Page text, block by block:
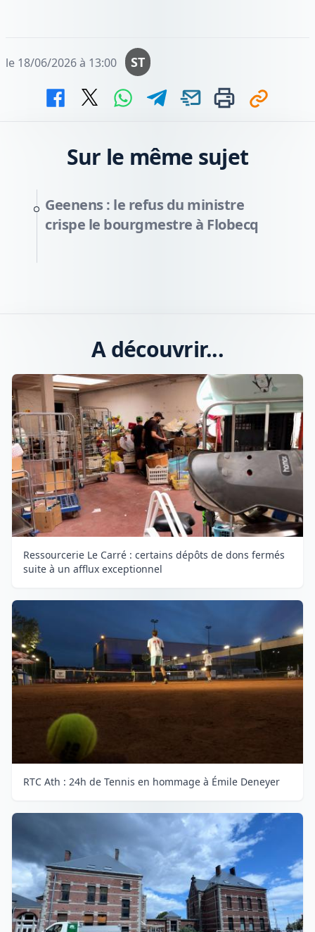
le 18/06/2026 à 13:00 ST
Sur le même sujet
Geenens : le refus du ministre
crispe le bourgmestre à Flobecq
A découvrir...
Ressourcerie Le Carré : certains dépôts de dons fermés
suite à un afflux exceptionnel
RTC Ath : 24h de Tennis en hommage à Émile Deneyer